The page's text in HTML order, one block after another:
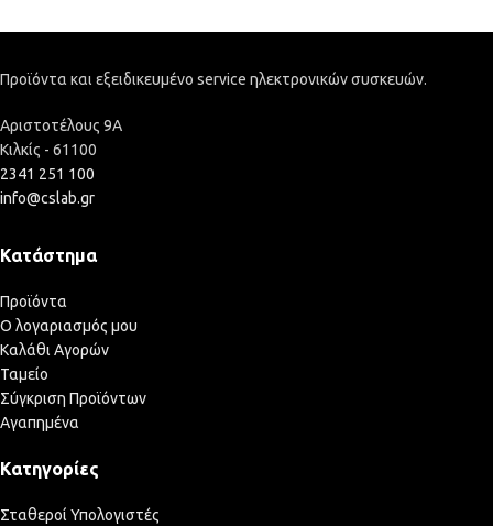
Προϊόντα και εξειδικευμένο service ηλεκτρονικών συσκευών.
Αριστοτέλους 9Α
Κιλκίς - 61100
2341 251 100
info@cslab.gr
Κατάστημα
Προϊόντα
Ο λογαριασμός μου
Καλάθι Αγορών
Ταμείο
Σύγκριση Προϊόντων
Αγαπημένα
Κατηγορίες
Σταθεροί Υπολογιστές